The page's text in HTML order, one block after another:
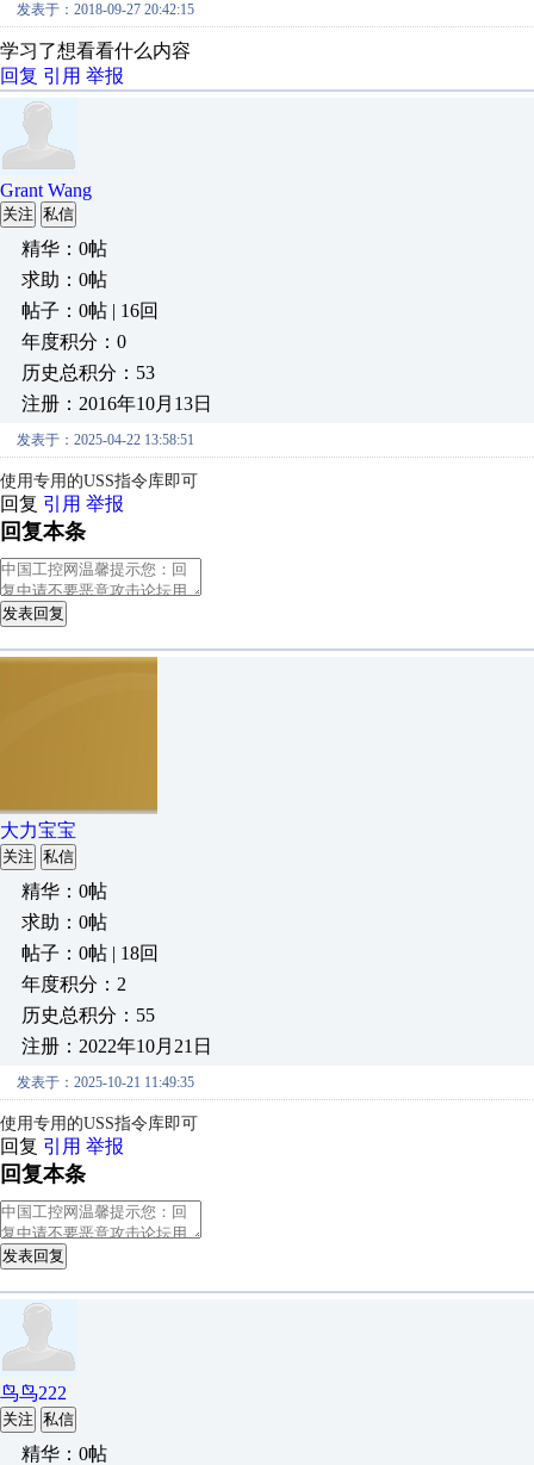
发表于：2018-09-27 20:42:15
学习了想看看什么内容
回复 引用 举报
Grant Wang
关注 私信
精华：0帖
求助：0帖
帖子：0帖 | 16回
年度积分：0
历史总积分：53
注册：2016年10月13日
发表于：2025-04-22 13:58:51
使用专用的USS指令库即可
回复 引用 举报
回复本条
发表回复
大力宝宝
关注 私信
精华：0帖
求助：0帖
帖子：0帖 | 18回
年度积分：2
历史总积分：55
注册：2022年10月21日
发表于：2025-10-21 11:49:35
使用专用的USS指令库即可
回复 引用 举报
回复本条
发表回复
鸟鸟222
关注 私信
精华：0帖